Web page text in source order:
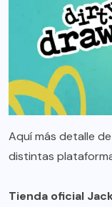
Aquí más detalle
distintas
Tienda oficial